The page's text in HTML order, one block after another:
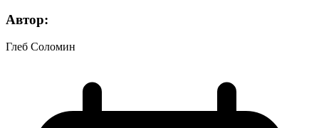
Автор:
Глеб Соломин